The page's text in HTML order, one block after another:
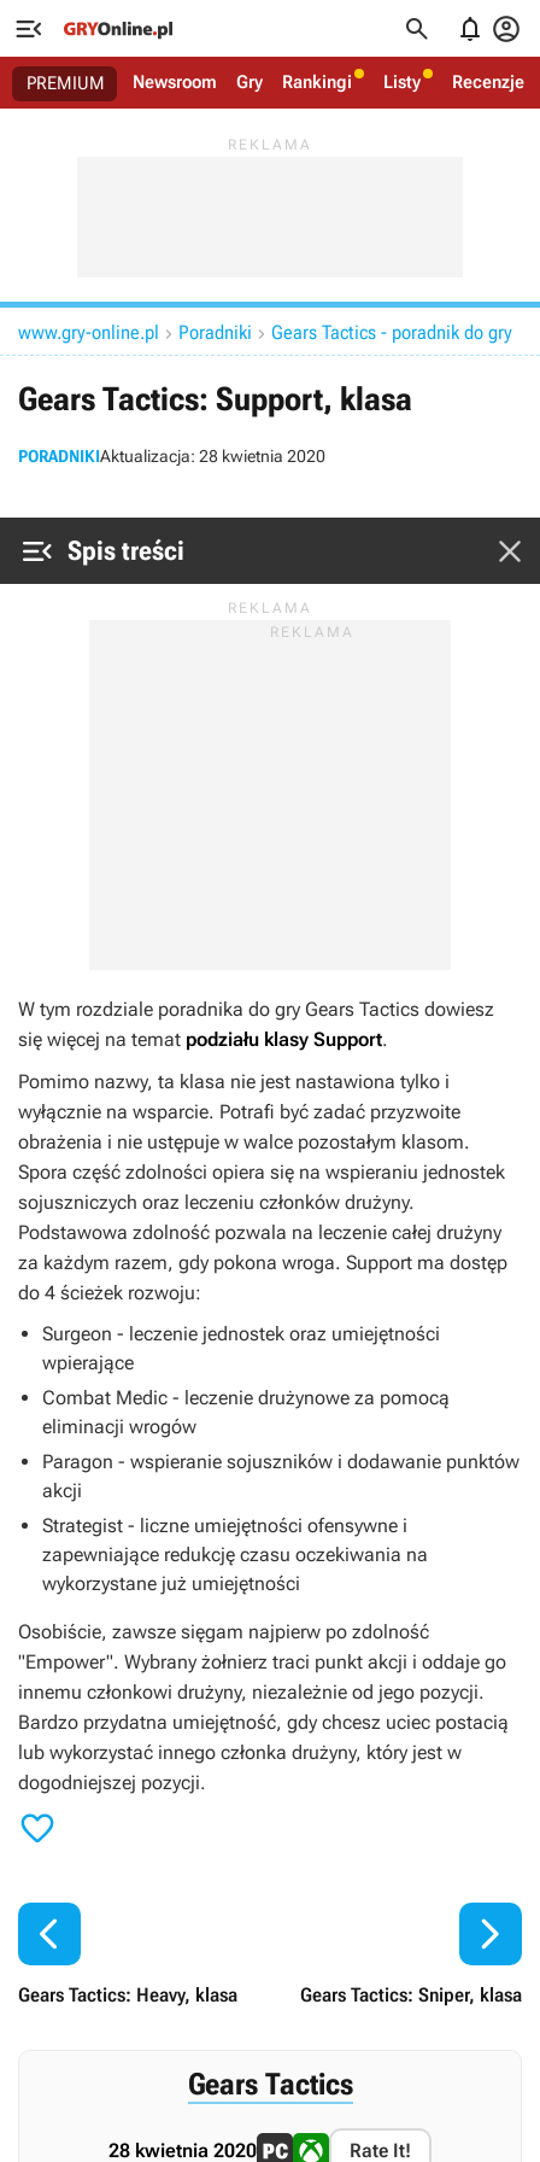
   
PREMIUM Newsroom Gry Rankingi Listy Recenzje
www.gry-online.pl  Poradniki  Gears Tactics - poradnik do gry
Gears Tactics: Support, klasa
PORADNIKIAktualizacja: 28 kwietnia 2020
 Spis treści 
W tym rozdziale poradnika do gry Gears Tactics dowiesz
się więcej na temat podziału klasy Support.
Pomimo nazwy, ta klasa nie jest nastawiona tylko i
wyłącznie na wsparcie. Potrafi być zadać przyzwoite
obrażenia i nie ustępuje w walce pozostałym klasom.
Spora część zdolności opiera się na wspieraniu jednostek
sojuszniczych oraz leczeniu członków drużyny.
Podstawowa zdolność pozwala na leczenie całej drużyny
za każdym razem, gdy pokona wroga. Support ma dostęp
do 4 ścieżek rozwoju:
Surgeon - leczenie jednostek oraz umiejętności
wpierające
Combat Medic - leczenie drużynowe za pomocą
eliminacji wrogów
Paragon - wspieranie sojuszników i dodawanie punktów
akcji
Strategist - liczne umiejętności ofensywne i
zapewniające redukcję czasu oczekiwania na
wykorzystane już umiejętności
Osobiście, zawsze sięgam najpierw po zdolność
"Empower". Wybrany żołnierz traci punkt akcji i oddaje go
innemu członkowi drużyny, niezależnie od jego pozycji.
Bardzo przydatna umiejętność, gdy chcesz uciec postacią
lub wykorzystać innego członka drużyny, który jest w
dogodniejszej pozycji.


Gears Tactics: Heavy, klasa Gears Tactics: Sniper, klasa

Gears Tactics
28 kwietnia 2020 Rate It!